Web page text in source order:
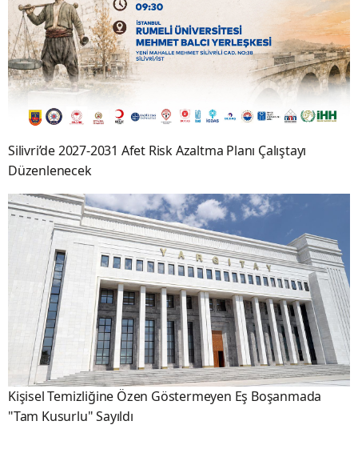
Silivri’de 2027-2031 Afet Risk Azaltma Planı Çalıştayı
Düzenlenecek
Kişisel Temizliğine Özen Göstermeyen Eş Boşanmada
"Tam Kusurlu" Sayıldı